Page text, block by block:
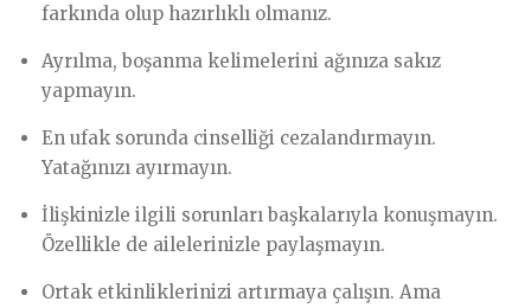
farkında olup hazırlıklı olmanız.
Ayrılma, boşanma kelimelerini ağınıza sakız
yapmayın.
En ufak sorunda cinselliği cezalandırmayın.
Yatağınızı ayırmayın.
İlişkinizle ilgili sorunları başkalarıyla konuşmayın.
Özellikle de ailelerinizle paylaşmayın.
Ortak etkinliklerinizi artırmaya çalışın. Ama